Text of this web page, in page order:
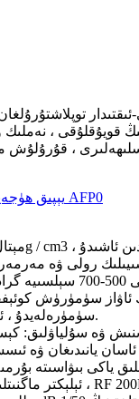
قويۇقلۇقى ،
سۈمۈرەلەيدۇ ، ئانانىزىمغا ئىشلىتىلىدۇ ، شاۋقۇننى يوقىتىدۇ. شاۋقۇننى ئازايتىش كوئېففىتسېنتى% 0.9 كە يېقىنلىشىدۇ.
ۋە سۇلياۋلىق:
5 ، ئاسان يانىدىغان